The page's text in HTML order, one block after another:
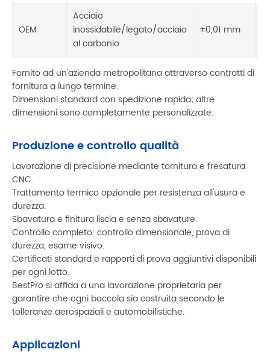
OEM
Acciaio
inossidabile/legato/acciaio
al carbonio
±0,01 mm
Fornito ad un'azienda metropolitana attraverso contratti di
fornitura a lungo termine.
Dimensioni standard con spedizione rapida; altre
dimensioni sono completamente personalizzate.
Produzione e controllo qualità
Lavorazione di precisione mediante tornitura e fresatura
CNC.
Trattamento termico opzionale per resistenza all'usura e
durezza.
Sbavatura e finitura liscia e senza sbavature.
Controllo completo: controllo dimensionale, prova di
durezza, esame visivo.
Certificati standard e rapporti di prova aggiuntivi disponibili
per ogni lotto.
BestPro si affida a una lavorazione proprietaria per
garantire che ogni boccola sia costruita secondo le
tolleranze aerospaziali e automobilistiche.
Applicazioni